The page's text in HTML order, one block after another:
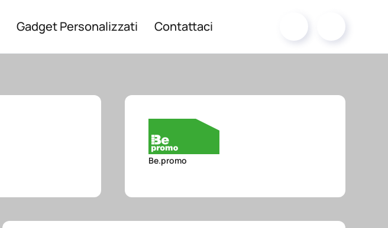
Gadget Personalizzati Contattaci
Be.promo